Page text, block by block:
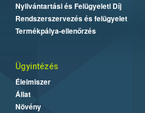
Nyilvántartási és Felügyeleti Díj
Rendszerszervezés és felügyelet
Termékpálya-ellenőrzés
Ügyintézés
Élelmiszer
Állat
Növény